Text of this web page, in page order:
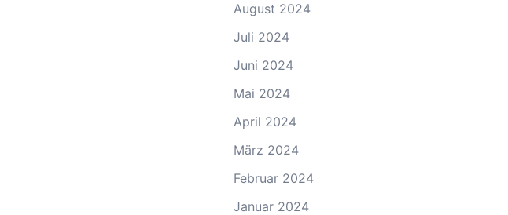
August 2024
Juli 2024
Juni 2024
Mai 2024
April 2024
März 2024
Februar 2024
Januar 2024